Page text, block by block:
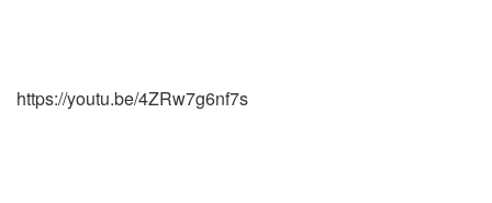
https://youtu.be/4ZRw7g6nf7s